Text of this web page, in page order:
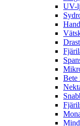
UV-
Bete